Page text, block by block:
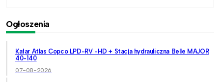
Ogłoszenia
Kafar Atlas Copco LPD-RV -HD + Stacja hydrauliczna Belle MAJOR
40-140
07-08-2026